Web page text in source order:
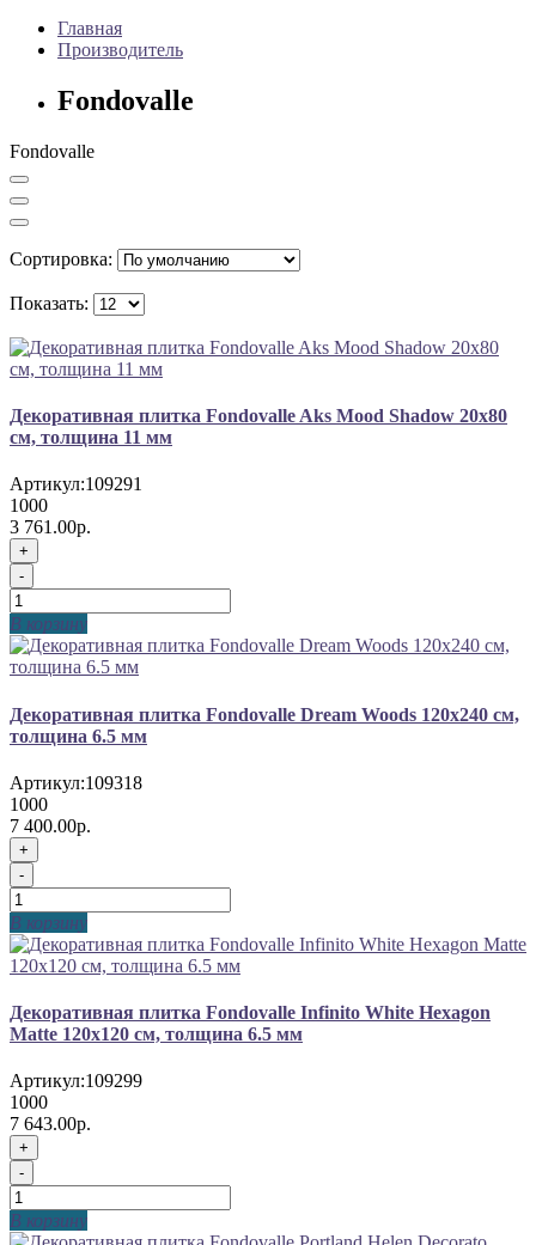
Главная
Производитель
Fondovalle
Fondovalle
Сортировка:
Показать:
Декоративная плитка Fondovalle Aks Mood Shadow 20x80
см, толщина 11 мм
Артикул:109291
1000
3 761.00р.
+
-
В корзину
Декоративная плитка Fondovalle Dream Woods 120x240 см,
толщина 6.5 мм
Артикул:109318
1000
7 400.00р.
+
-
В корзину
Декоративная плитка Fondovalle Infinito White Hexagon
Matte 120x120 см, толщина 6.5 мм
Артикул:109299
1000
7 643.00р.
+
-
В корзину